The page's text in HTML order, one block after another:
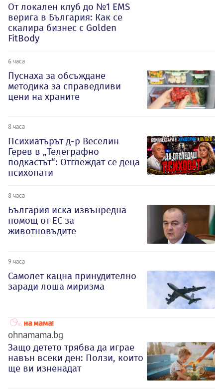
От локален клуб до №1 EMS
верига в България: Как се
скалира бизнес с Golden
FitBody
6 часа
Пуснаха за обсъждане
методика за справедливи
цени на храните
8 часа
Психиатърът д-р Веселин
Герев в „Телеграфно
подкастът“: Отглеждат се деца
психопати
8 часа
България иска извънредна
помощ от ЕС за
животновъдите
9 часа
Самолет кацна принудително
заради лоша миризма
ohnamama.bg
Защо детето трябва да играе
навън всеки ден: Ползи, които
ще ви изненадат